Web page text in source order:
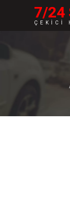
7/24
ÇEKİCİ